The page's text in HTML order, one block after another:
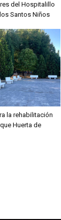
del Hospitalillo
Santos Niños
la rehabilitación
Huerta de